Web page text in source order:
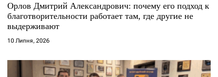
Орлов Дмитрий Александрович: почему его подход к
благотворительности работает там, где другие не
выдерживают
10 Липня, 2026